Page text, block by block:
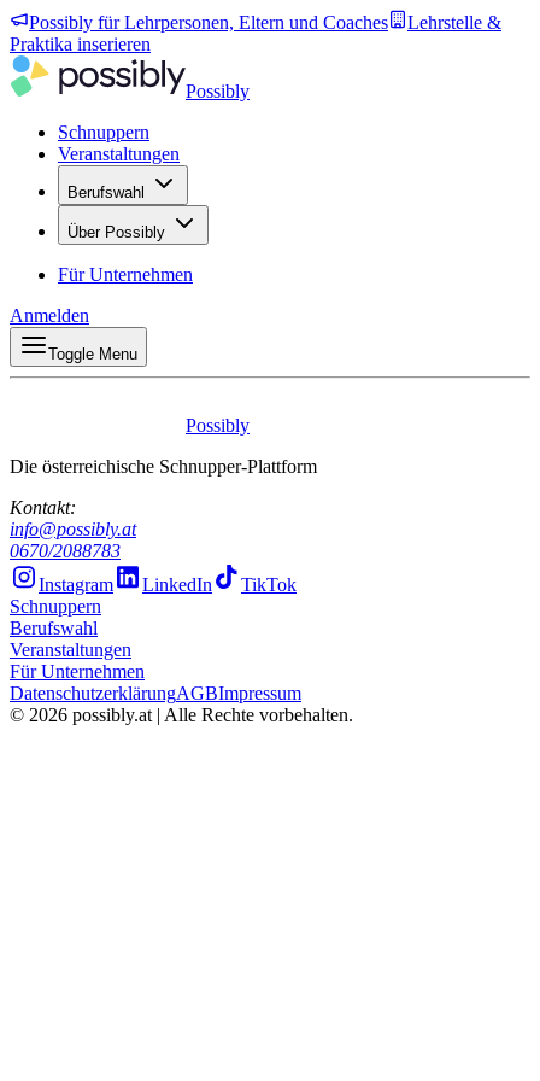
Possibly für Lehrpersonen, Eltern und Coaches
Lehrstelle &
Praktika inserieren
Possibly
Schnuppern
Veranstaltungen
Berufswahl
Über Possibly
Für Unternehmen
Anmelden
Toggle Menu
Possibly
Die österreichische Schnupper-Plattform
Kontakt:
info@possibly.at
0670/2088783
Instagram
LinkedIn
TikTok
Schnuppern
Berufswahl
Veranstaltungen
Für Unternehmen
DatenschutzerklärungAGBImpressum
© 2026 possibly.at | Alle Rechte vorbehalten.